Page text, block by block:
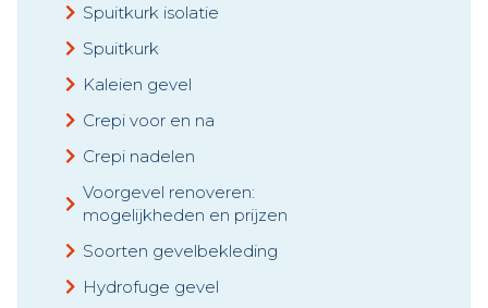
Spuitkurk isolatie
Spuitkurk
Kaleien gevel
Crepi voor en na
Crepi nadelen
Voorgevel renoveren:
mogelijkheden en prijzen
Soorten gevelbekleding
Hydrofuge gevel